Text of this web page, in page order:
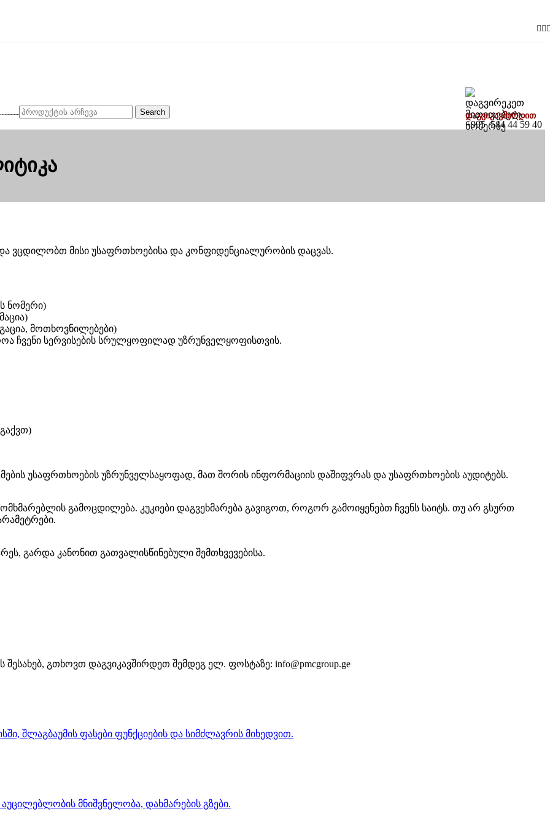
Search დაგვიკავშირდით
+995 544 44 59 40
და ვცდილობთ მისი უსაფრთხოებისა და კონფიდენციალურობის დაცვას.
ნომერი)
მოთხოვნილებები)
ჩვენი სერვისების სრულყოფილად უზრუნველყოფისთვის.
უსაფრთხოების უზრუნველსაყოფად, მათ შორის ინფორმაციის დაშიფვრას და უსაფრთხოების აუდიტებს.
გამოცდილება. კუკიები დაგვეხმარება გავიგოთ, როგორ გამოიყენებთ ჩვენს საიტს. თუ არ გსურთ
გარდა კანონით გათვალისწინებული შემთხვევებისა.
გთხოვთ დაგვიკავშირდეთ შემდეგ ელ. ფოსტაზე: info@pmcgroup.ge